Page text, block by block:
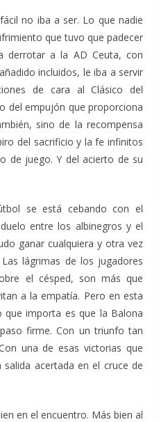
no iba a ser. Lo que nadie
que tuvo que padecer
derrotar a la AD Ceuta, con
incluidos, le iba a servir
de cara al Clásico del
del empujón que proporciona
sino de la recompensa
del sacrificio y la fe infinitos
de juego. Y del acierto de su
se está cebando con el
entre los albinegros y el
ganar cualquiera y otra vez
lágrimas de los jugadores
el césped, son más que
a la empatía. Pero en esta
que importa es que la Balona
firme. Con un triunfo tan
una de esas victorias que
acertada en el cruce de
en el encuentro. Más bien al